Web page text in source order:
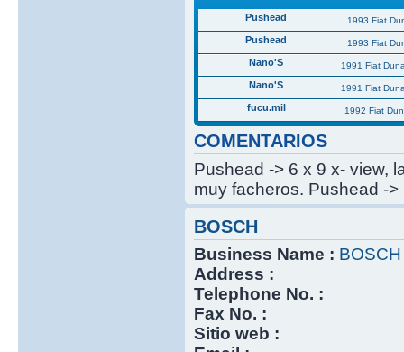
Pushead 1993 Fiat
Pushead 1993 Fiat
Nano'S 1991 Fiat
Nano'S 1991 Fiat
fucu.mil 1992 Fiat
COMENTARIOS
Pushead -> 6 x 9 x- view,
muy facheros. Pushead -
BOSCH
Business Name : BOSCH
Address :
Telephone No. :
Fax No. :
Sitio web :